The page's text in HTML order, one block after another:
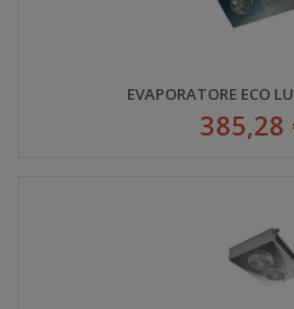
EVAPORATORE ECO
385,28